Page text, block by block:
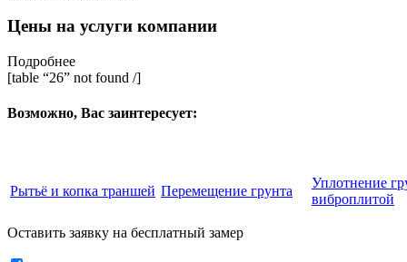
Цены на услуги компании
Подробнее
[table “26” not found /]
Возможно, Вас заинтересует:
Рытьё и копка траншей Перемещение грунта
Уплотнение
виброплитой
Оставить заявку на бесплатный замер